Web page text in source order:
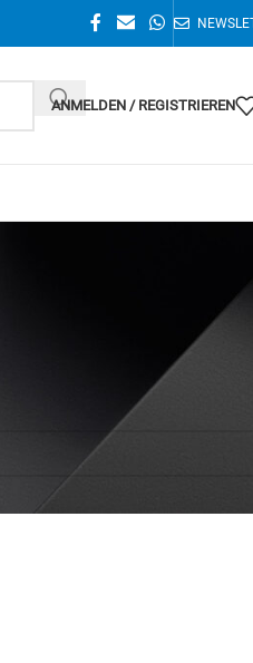
ANMELDEN / REGISTRIEREN
Alle 3